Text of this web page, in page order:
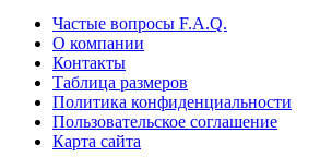
Частые вопросы F.A.Q.
О компании
Контакты
Таблица размеров
Политика конфиденциальности
Пользовательское соглашение
Карта сайта